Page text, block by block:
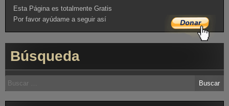
Esta Página es totalmente Gratis
Por favor ayúdame a seguir así
Búsqueda